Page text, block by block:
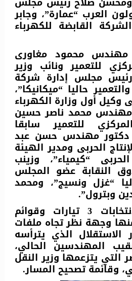
العرب “عمارة”، وجابر
القابضة للكهرباء
مهندس محمود مغاورى
للتعمير ونائب وزير
مجلس إدارة شركة
حاليا “ميكانيكا”،
أول وزارة الكهرباء
مهندس محمد ناصر حسين
للتعمير سابقا
دكتور مهندس حسن عبد
الحربى ومدير الهيئة
“كيمياء”، وزينب
النقابة عضو المجلس
“غزل ونسيج”، ومحمد
وبترول”.
ويتنافس في الانتخابات 3 تيارات وقوائم
وجهة نظر تجاه ملفات
الاستقلال الذي يترأسه
المهندسين الحالي،
يتزعمها وزير النقل
وقائمة تصحيح المسار.​